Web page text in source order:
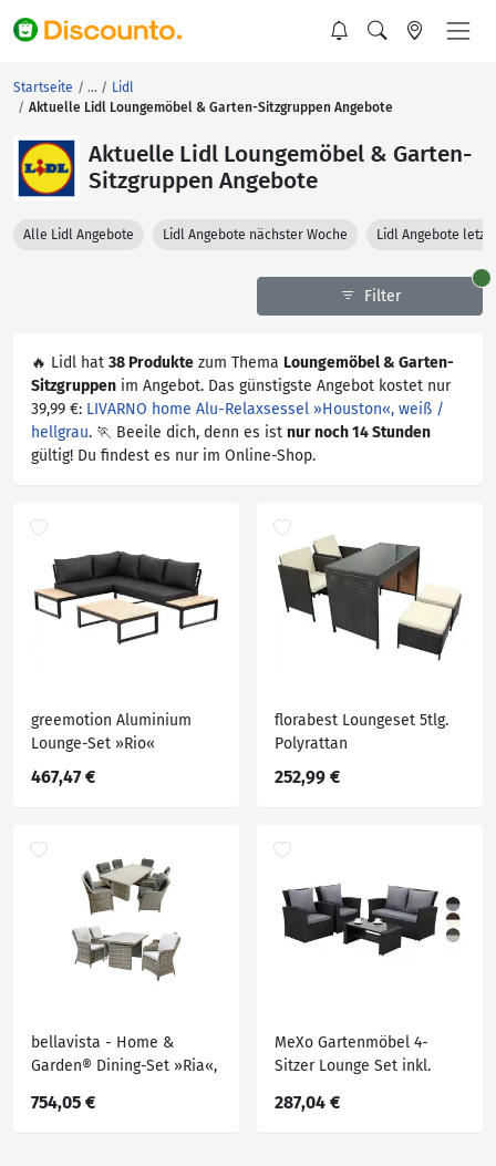
Startseite
Lidl
Aktuelle Lidl Loungemöbel & Garten-Sitzgruppen Angebote
Aktuelle Lidl Loungemöbel & Garten-
Sitzgruppen Angebote
Alle Lidl Angebote Lidl Angebote nächster Woche Lidl Angebote
Filter
🔥 Lidl hat 38 Produkte zum Thema Loungemöbel & Garten-
Sitzgruppen im Angebot. Das günstigste Angebot kostet nur
39,99 €: LIVARNO home Alu-Relaxsessel »Houston«, weiß /
hellgrau. 🏃 Beeile dich, denn es ist nur noch 14 Stunden
gültig! Du findest es nur im Online-Shop.
greemotion Aluminium
Lounge-Set »Rio«
467,47 €
florabest Loungeset 5tlg.
Polyrattan
252,99 €
bellavista - Home &
Garden® Dining-Set »Ria«,
754,05 €
MeXo Gartenmöbel 4-
Sitzer Lounge Set inkl.
287,04 €